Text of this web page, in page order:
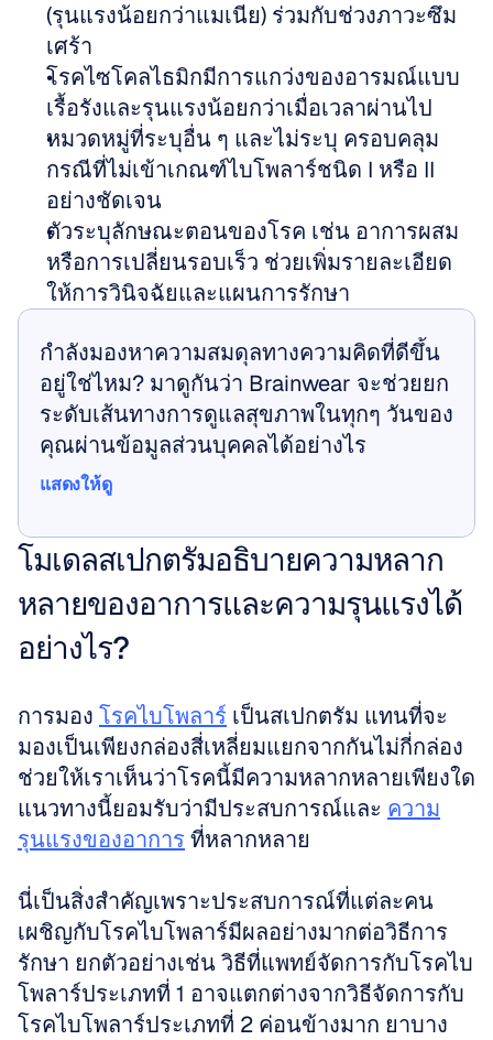
(รุนแรงน้อยกว่าแมเนีย) ร่วมกับช่วงภาวะซึม
เศร้า
โรคไซโคลไธมิกมีการแกว่งของอารมณ์แบบ
เรื้อรังและรุนแรงน้อยกว่าเมื่อเวลาผ่านไป
หมวดหมู่ที่ระบุอื่น ๆ และไม่ระบุ ครอบคลุม
กรณีที่ไม่เข้าเกณฑ์ไบโพลาร์ชนิด I หรือ II
อย่างชัดเจน
ตัวระบุลักษณะตอนของโรค เช่น อาการผสม
หรือการเปลี่ยนรอบเร็ว ช่วยเพิ่มรายละเอียด
ให้การวินิจฉัยและแผนการรักษา
กำลังมองหาความสมดุลทางความคิดที่ดีขึ้น
อยู่ใช่ไหม? มาดูกันว่า Brainwear จะช่วยยก
ระดับเส้นทางการดูแลสุขภาพในทุกๆ วันของ
คุณผ่านข้อมูลส่วนบุคคลได้อย่างไร
แสดงให้ดู
โมเดลสเปกตรัมอธิบายความหลาก
หลายของอาการและความรุนแรงได้
อย่างไร?
การมอง โรคไบโพลาร์ เป็นสเปกตรัม แทนที่จะ
มองเป็นเพียงกล่องสี่เหลี่ยมแยกจากกันไม่กี่กล่อง
ช่วยให้เราเห็นว่าโรคนี้มีความหลากหลายเพียงใด
แนวทางนี้ยอมรับว่ามีประสบการณ์และ ความ
รุนแรงของอาการ ที่หลากหลาย
นี่เป็นสิ่งสำคัญเพราะประสบการณ์ที่แต่ละคน
เผชิญกับโรคไบโพลาร์มีผลอย่างมากต่อวิธีการ
รักษา ยกตัวอย่างเช่น วิธีที่แพทย์จัดการกับโรคไบ
โพลาร์ประเภทที่ 1 อาจแตกต่างจากวิธีจัดการกับ
โรคไบโพลาร์ประเภทที่ 2 ค่อนข้างมาก ยาบาง